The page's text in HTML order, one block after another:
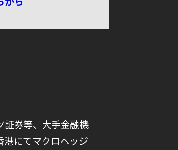
券等、大手金融機
港にてマクロヘッジ